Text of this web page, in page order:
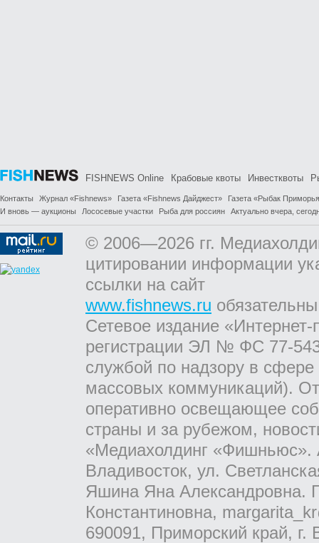
FISHNEWS Online Крабовые квоты Инвестквоты
Контакты Журнал «Fishnews» Газета «Fishnews Дайджест»
Газета «Рыбак
И вновь — аукционы
Лососевые участки Рыба для россиян Актуально вчера,
© 2006—2026 гг.
цитировании информации
ссылки на сайт
www.fishnews.ru
Сетевое издание
регистрации ЭЛ № ФС 77-
службой по надзору в
массовых коммуникаций).
оперативно освещающее
страны и за рубежом,
«Медиахолдинг «Фишньюс».
Владивосток, ул.
Яшина Яна Александровна.
Константиновна,
690091, Приморский край,